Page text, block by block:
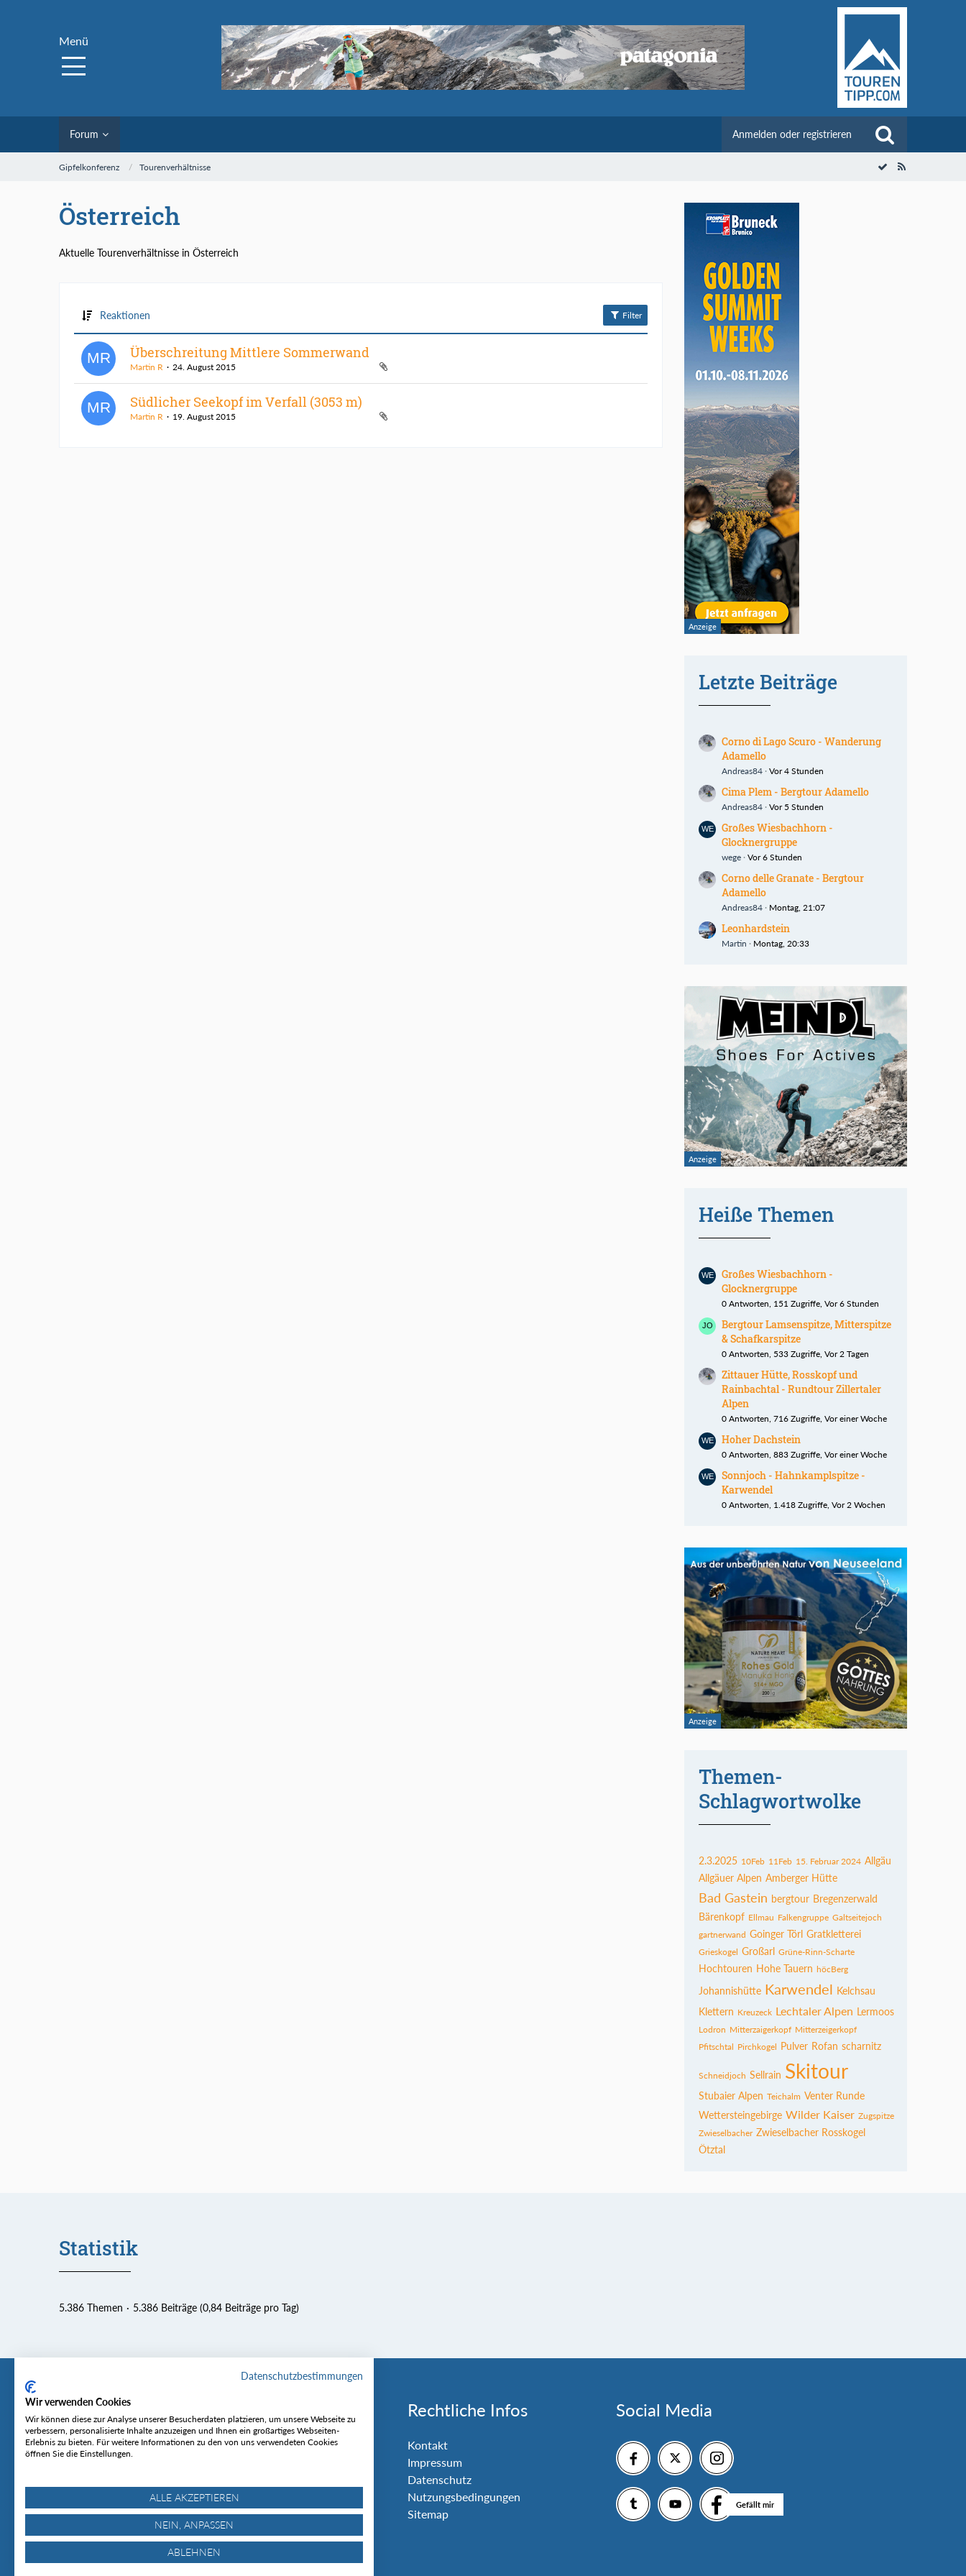
Menü
Forum Anmelden oder registrieren
Gipfelkonferenz Tourenverhältnisse
Österreich
Aktuelle Tourenverhältnisse in Österreich
Reaktionen Filter
Überschreitung Mittlere Sommerwand
Martin R 24. August 2015
Südlicher Seekopf im Verfall (3053 m)
Martin R 19. August 2015
Letzte Beiträge
Corno di Lago Scuro - Wanderung
Adamello
Andreas84 Vor 4 Stunden
Cima Plem - Bergtour Adamello
Andreas84 Vor 5 Stunden
Großes Wiesbachhorn -
Glocknergruppe
wege Vor 6 Stunden
Corno delle Granate - Bergtour
Adamello
Andreas84 Montag, 21:07
Leonhardstein
Martin Montag, 20:33
Heiße Themen
Großes Wiesbachhorn -
Glocknergruppe
0 Antworten, 151 Zugriffe, Vor 6 Stunden
Bergtour Lamsenspitze, Mitterspitze
& Schafkarspitze
0 Antworten, 533 Zugriffe, Vor 2 Tagen
Zittauer Hütte, Rosskopf und
Rainbachtal - Rundtour Zillertaler
Alpen
0 Antworten, 716 Zugriffe, Vor einer Woche
Hoher Dachstein
0 Antworten, 883 Zugriffe, Vor einer Woche
Sonnjoch - Hahnkamplspitze -
Karwendel
0 Antworten, 1.418 Zugriffe, Vor 2 Wochen
Themen-
Schlagwortwolke
2.3.2025 10Feb 11Feb 15. Februar 2024 Allgäu
Allgäuer Alpen Amberger Hütte
Bad Gastein bergtour Bregenzerwald
Bärenkopf Ellmau Falkengruppe Galtseitejoch
gartnerwand Goinger Törl Gratkletterei
Grieskogel Großarl Grüne-Rinn-Scharte
Hochtouren Hohe Tauern höcBerg
Johannishütte Karwendel Kelchsau
Klettern Kreuzeck Lechtaler Alpen Lermoos
Lodron Mitterzaigerkopf Mitterzeigerkopf
Pfitschtal Pirchkogel Pulver Rofan scharnitz
Schneidjoch Sellrain Skitour
Stubaier Alpen Teichalm Venter Runde
Wettersteingebirge Wilder Kaiser Zugspitze
Zwieselbacher Zwieselbacher Rosskogel
Ötztal
Statistik
5.386 Themen 5.386 Beiträge (0,84 Beiträge pro Tag)
Tourentipp
Über uns
Wetter & Lawinenlage
Rechtliche Infos
Kontakt
Impressum
Datenschutz
Nutzungsbedingungen
Sitemap
Social Media
Gefällt mir
© Tourentipp.com 2025
Datenschutzbestimmungen
Wir verwenden Cookies
Wir können diese zur Analyse unserer Besucherdaten platzieren, um unsere Webseite zu
verbessern, personalisierte Inhalte anzuzeigen und Ihnen ein großartiges Webseiten-
Erlebnis zu bieten. Für weitere Informationen zu den von uns verwendeten Cookies
öffnen Sie die Einstellungen.
ALLE AKZEPTIEREN
NEIN, ANPASSEN
ABLEHNEN